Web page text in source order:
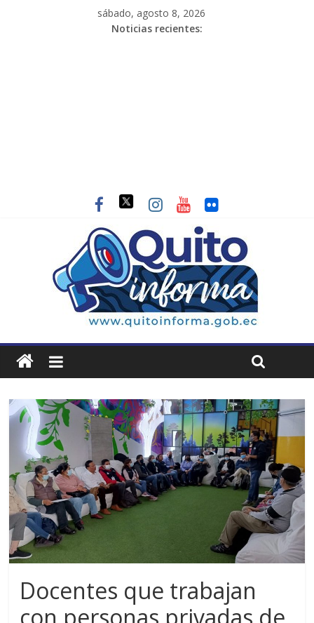
sábado, agosto 8, 2026
Noticias recientes:
Docentes que trabajan